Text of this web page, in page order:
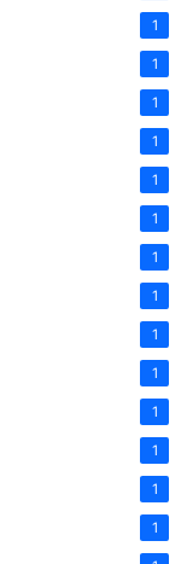
1
1
1
1
1
1
1
1
1
1
1
1
1
1